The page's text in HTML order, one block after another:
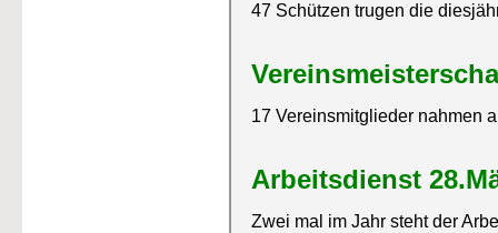
47 Schützen trugen die
17 Vereinsmitglieder nahmen
Arbeitsdienst
Zwei mal im Jahr steht der